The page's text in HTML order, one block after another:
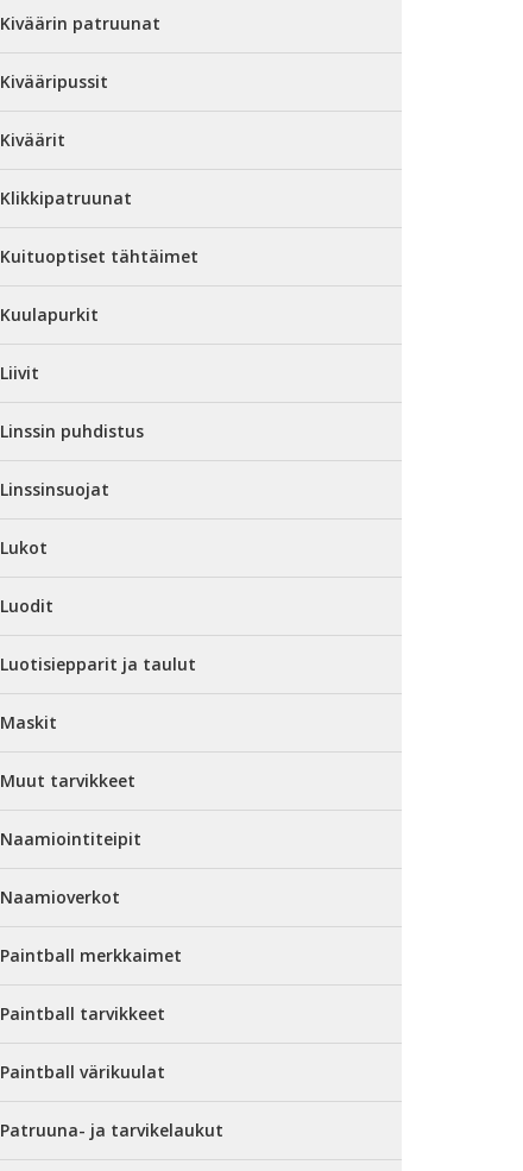
Kiväärin patruunat
Kivääripussit
Kiväärit
Klikkipatruunat
Kuituoptiset tähtäimet
Kuulapurkit
Liivit
Linssin puhdistus
Linssinsuojat
Lukot
Luodit
Luotisiepparit ja taulut
Maskit
Muut tarvikkeet
Naamiointiteipit
Naamioverkot
Paintball merkkaimet
Paintball tarvikkeet
Paintball värikuulat
Patruuna- ja tarvikelaukut